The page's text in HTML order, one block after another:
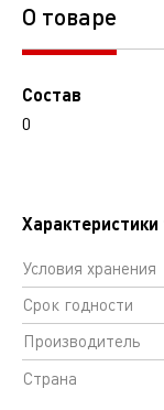
О товаре
Состав
0
Характеристики
Условия хранения
Срок годности
Производитель
Страна